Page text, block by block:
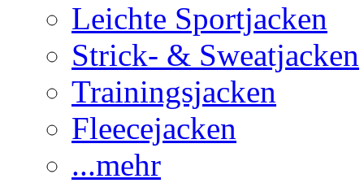
Leichte Sportjacken
Strick- & Sweatjacken
Trainingsjacken
Fleecejacken
...mehr